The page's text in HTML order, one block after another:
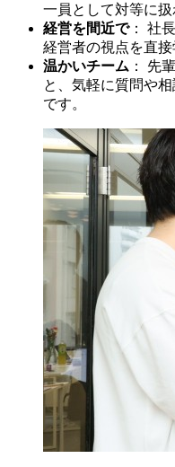
一員として対等に扱
経営を間近で： 社
経営者の視点を直接
温かいチーム ： 先
と、気軽に質問や
です。